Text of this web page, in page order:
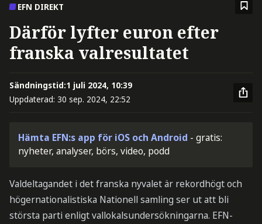
EFN DIREKT
Därför lyfter euron efter
franska valresultatet
Sändningstid:1 juli 2024, 10:39
Uppdaterad: 30 sep. 2024, 22:52
Hämta EFN:s app för iOS och Android - gratis:
nyheter, analyser, börs, video, podd
Valdeltagandet i det franska nyvalet är rekordhögt och
högernationalistiska Nationell samling ser ut att bli
största parti enligt vallokalsundersökningarna. EFN-